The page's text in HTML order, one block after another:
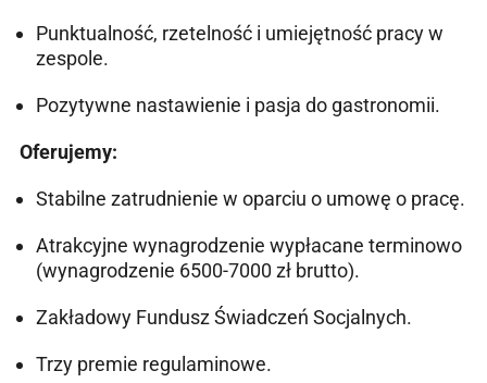
Punktualność, rzetelność i umiejętność pracy w
zespole.
Pozytywne nastawienie i pasja do gastronomii.
Oferujemy:
Stabilne zatrudnienie w oparciu o umowę o pracę.
Atrakcyjne wynagrodzenie wypłacane terminowo
(wynagrodzenie 6500-7000 zł brutto).
Zakładowy Fundusz Świadczeń Socjalnych.
Trzy premie regulaminowe.